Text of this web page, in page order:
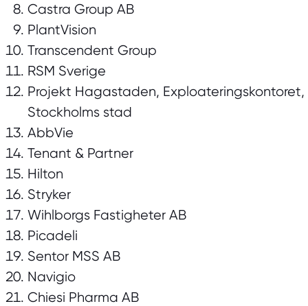
Castra Group AB
PlantVision
Transcendent Group
RSM Sverige
Projekt Hagastaden, Exploateringskontoret,
Stockholms stad
AbbVie
Tenant & Partner
Hilton
Stryker
Wihlborgs Fastigheter AB
Picadeli
Sentor MSS AB
Navigio
Chiesi Pharma AB